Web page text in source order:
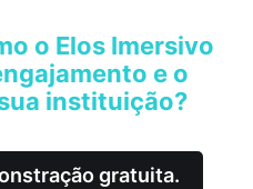
o Elos Imersivo
e o
instituição?
gratuita.